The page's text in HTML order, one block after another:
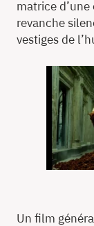
matrice
revanche
vestiges de
Un film